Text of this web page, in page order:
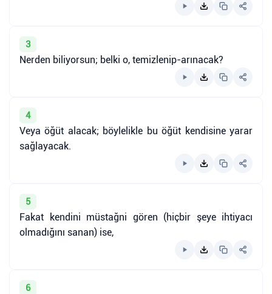
3
Nerden biliyorsun; belki o, temizlenip-arınacak?
4
Veya öğüt alacak; böylelikle bu öğüt kendisine yarar
sağlayacak.
5
Fakat kendini müstağni gören (hiçbir şeye ihtiyacı
olmadığını sanan) ise,
6